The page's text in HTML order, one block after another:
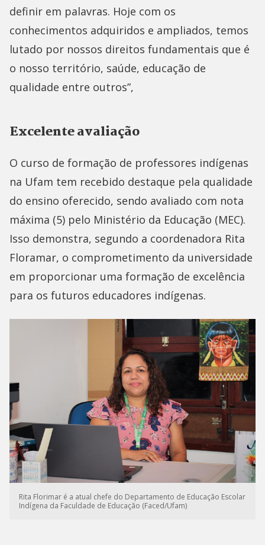
definir em palavras. Hoje com os
conhecimentos adquiridos e ampliados, temos
lutado por nossos direitos fundamentais que é
o nosso território, saúde, educação de
qualidade entre outros”,
Excelente avaliação
O curso de formação de professores indígenas
na Ufam tem recebido destaque pela qualidade
do ensino oferecido, sendo avaliado com nota
máxima (5) pelo Ministério da Educação (MEC).
Isso demonstra, segundo a coordenadora Rita
Floramar, o comprometimento da universidade
em proporcionar uma formação de excelência
para os futuros educadores indígenas.
Rita Florimar é a atual chefe do Departamento de Educação Escolar
Indígena da Faculdade de Educação (Faced/Ufam)